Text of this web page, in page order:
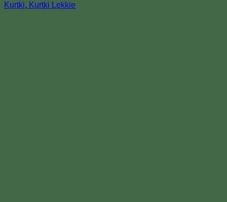
Kurtki, Kurtki Lekkie